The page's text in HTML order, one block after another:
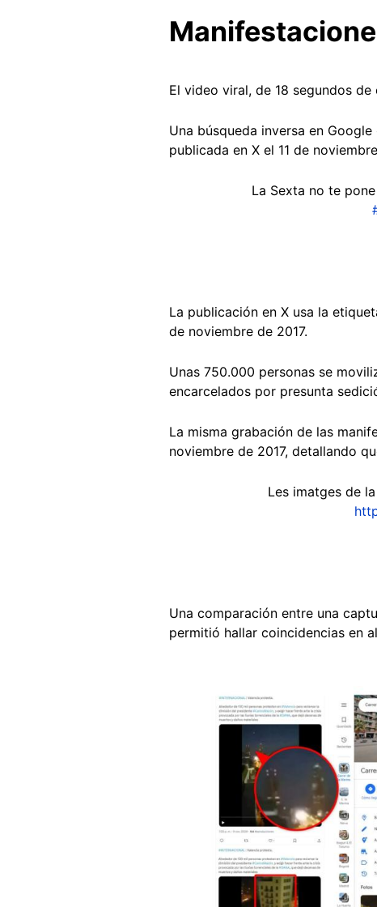
El video viral, de 18 segundos
Una búsqueda inversa en
publicada en X el 11 de
La Sexta no te
La publicación en X usa la
de noviembre de 2017.
Unas 750.000 personas se
encarcelados por presunta
La misma grabación de las
noviembre de 2017, detallando
Les imatges de
Una comparación entre una
permitió hallar coincidencias en